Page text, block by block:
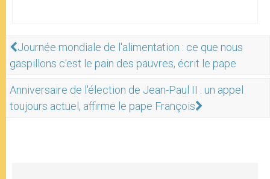
Journée mondiale de l'alimentation : ce que nous
gaspillons c'est le pain des pauvres, écrit le pape
Anniversaire de l'élection de Jean-Paul II : un appel
toujours actuel, affirme le pape François